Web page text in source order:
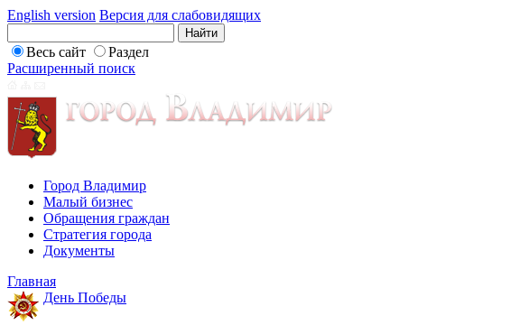
English version Версия для слабовидящих
Весь сайт
Раздел
Расширенный поиск
Город Владимир
Малый бизнес
Обращения граждан
Стратегия города
Документы
Главная
День Победы